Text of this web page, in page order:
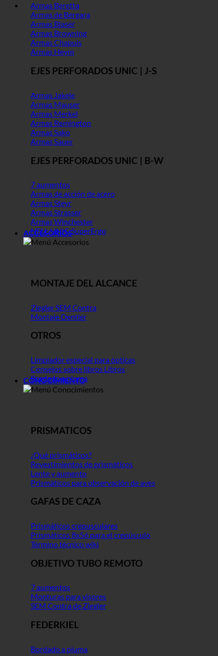
Armas Beretta
Armas de Bergara
Armas Blaser
Armas Browning
Armas Chapuis
Armas Heym
EJES PERFORADOS UNIC | J-S
Armas Jakele
Armas Mauser
Armas Merkel
Armas Remington
Armas Sako
Armas Sauer
EJES PERFORADOS UNIC | B-W
7 aumentos
Armas de acción de acero
Armas Steyr
Armas Strasser
Armas Winchester
NEU: UNIC SuperErgo
ACCESORIOS
MONTAJE DEL ALCANCE
Ziegler SEM Contra
Montaje Dentler
OTROS
Limpiador especial para ópticas
Consejos sobre libros Libros
Bordado a pluma
CONOCIMIENTO
PRISMATICOS
¿Qué prismáticos?
Revestimientos de prismáticos
Lente y aumento
Prismáticos para observación de aves
GAFAS DE CAZA
Prismáticos crepusculares
Prismáticos 8x56 para el crepúsculo
Término técnico wiki
OBJETIVO TUBO REMOTO
7 aumentos
Monturas para visores
SEM Contra de Ziegler
FEDERKIEL
Bordado a pluma